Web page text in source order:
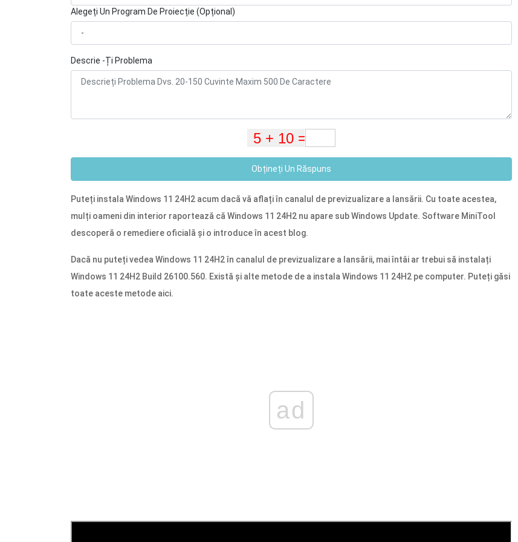
Alegeți Un Program De Proiecție (Opțional)
Descrie -Ți Problema
Obțineți Un Răspuns
Puteți instala Windows 11 24H2 acum dacă vă aflați în canalul de previzualizare a lansării. Cu toate acestea,
mulți oameni din interior raportează că Windows 11 24H2 nu apare sub Windows Update. Software MiniTool
descoperă o remediere oficială și o introduce în acest blog.
Dacă nu puteți vedea Windows 11 24H2 în canalul de previzualizare a lansării, mai întâi ar trebui să instalați
Windows 11 24H2 Build 26100.560. Există și alte metode de a instala Windows 11 24H2 pe computer. Puteți găsi
toate aceste metode aici.
ad